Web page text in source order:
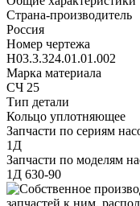
Страна-производитель
Россия
Номер чертежа
Н03.3.324.01.01.002
Марка материала
СЧ 25
Тип детали
Кольцо уплотняющее
Запчасти по сериям
1Д
Запчасти по моделям
1Д 630-90